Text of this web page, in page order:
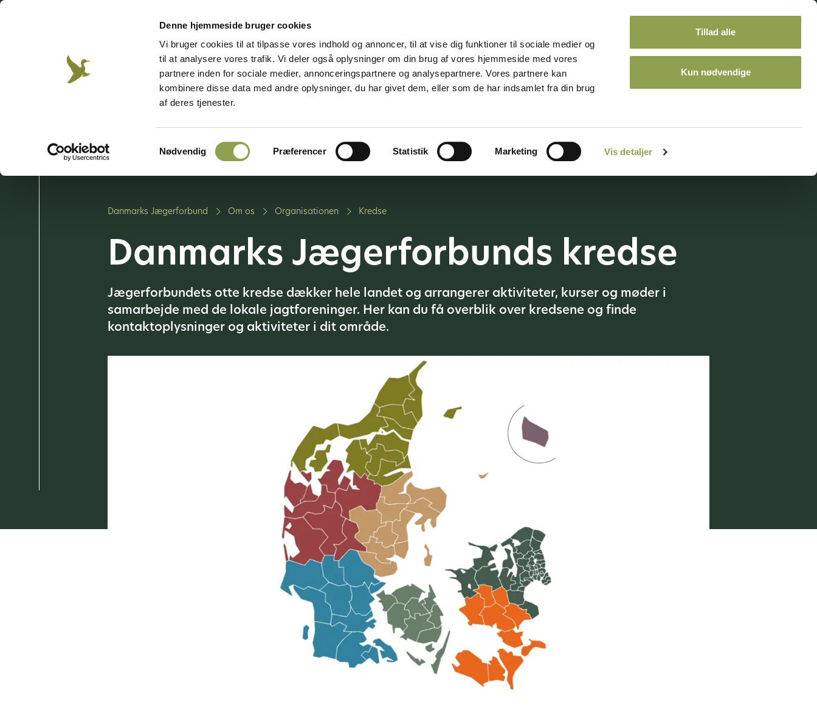
Denne hjemmeside bruger cookies
Vi bruger cookies til at tilpasse vores indhold og annoncer, til at vise dig funktioner til sociale medier og
til at analysere vores trafik. Vi deler også oplysninger om din brug af vores hjemmeside med vores
partnere inden for sociale medier, annonceringspartnere og analysepartnere. Vores partnere kan
kombinere disse data med andre oplysninger, du har givet dem, eller som de har indsamlet fra din brug
af deres tjenester.
Nødvendig Præferencer Statistik Marketing Vis detaljer
Tillad alle
Kun nødvendige
Jagt &
Våben &
skydning
Jægerweb Jagtprøven
Vores medier
Danmarks Jægerforbund Om os Organisationen Kredse
Danmarks Jægerforbunds kredse
Jægerforbundets otte kredse dækker hele landet og arrangerer aktiviteter, kurser og møder i
samarbejde med de lokale jagtforeninger. Her kan du få overblik over kredsene og finde
kontaktoplysninger og aktiviteter i dit område.